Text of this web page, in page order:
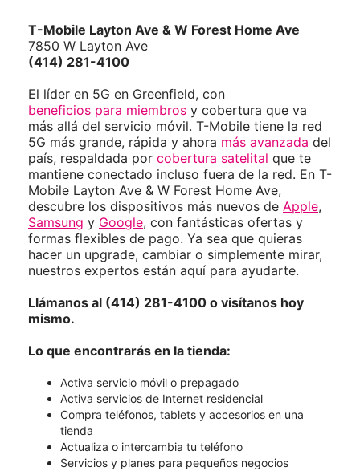
T-Mobile Layton Ave & W Forest Home Ave
7850 W Layton Ave
(414) 281-4100
El líder en 5G en Greenfield, con
beneficios para miembros y cobertura que va
más allá del servicio móvil. T-Mobile tiene la red
5G más grande, rápida y ahora más avanzada del
país, respaldada por cobertura satelital que te
mantiene conectado incluso fuera de la red. En T-
Mobile Layton Ave & W Forest Home Ave,
descubre los dispositivos más nuevos de Apple,
Samsung y Google, con fantásticas ofertas y
formas flexibles de pago. Ya sea que quieras
hacer un upgrade, cambiar o simplemente mirar,
nuestros expertos están aquí para ayudarte.
Llámanos al (414) 281-4100 o visítanos hoy
mismo.
Lo que encontrarás en la tienda:
Activa servicio móvil o prepagado
Activa servicios de Internet residencial
Compra teléfonos, tablets y accesorios en una
tienda
Actualiza o intercambia tu teléfono
Servicios y planes para pequeños negocios